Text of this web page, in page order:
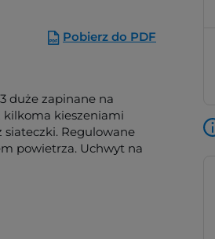
Pobierz do PDF
duże zapinane na
kilkoma kieszeniami
Regulowane
powietrza. Uchwyt na